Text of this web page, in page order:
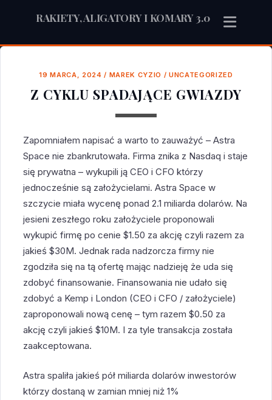
RAKIETY, ALIGATORY I KOMARY 3.0
19 MARCA, 2024 / MAREK CYZIO / UNCATEGORIZED
Z CYKLU SPADAJĄCE GWIAZDY
Zapomniałem napisać a warto to zauważyć – Astra
Space nie zbankrutowała. Firma znika z Nasdaq i staje
się prywatna – wykupili ją CEO i CFO którzy
jednocześnie są założycielami. Astra Space w
szczycie miała wycenę ponad 2.1 miliarda dolarów. Na
jesieni zeszłego roku założyciele proponowali
wykupić firmę po cenie $1.50 za akcję czyli razem za
jakieś $30M. Jednak rada nadzorcza firmy nie
zgodziła się na tą ofertę mając nadzieję że uda się
zdobyć finansowanie. Finansowania nie udało się
zdobyć a Kemp i London (CEO i CFO / założyciele)
zaproponowali nową cenę – tym razem $0.50 za
akcję czyli jakieś $10M. I za tyle transakcja została
zaakceptowana.
Astra spaliła jakieś pół miliarda dolarów inwestorów
którzy dostaną w zamian mniej niż 1%